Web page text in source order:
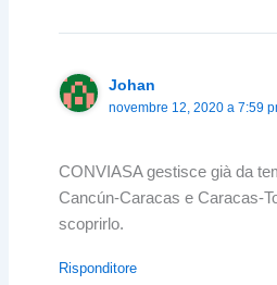
Johan
novembre 12, 2020 a 7:59
CONVIASA gestisce già da
Cancún-Caracas e Caracas-
scoprirlo.
Risponditore